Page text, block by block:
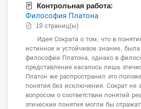
Контрольная работа:
Философия Платона
19 страниц(ы)
Идея Сократа о том, что в
истинное и устойчивое знание,
философии Платона, однако в
представление касалось лишь
Платон же распространил это
понятия без исключения. Сократ не
вопросом о соответствии понятий
этические понятия могли бы